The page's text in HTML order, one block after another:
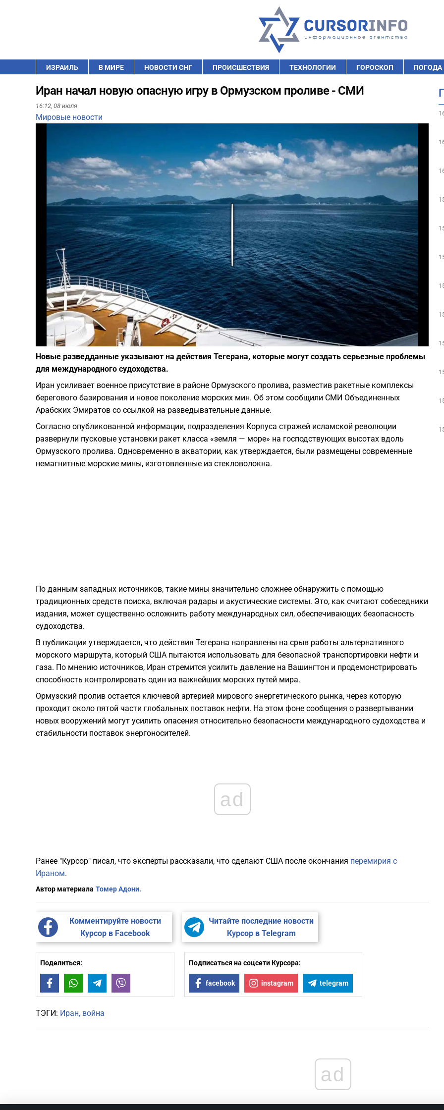
ИЗРАИЛЬ В МИРЕ НОВОСТИ СНГ ПРОИСШЕСТВИЯ ТЕХНОЛОГИИ ГОРОСКОП ПОГОДА
Иран начал новую опасную игру в Ормузском проливе - СМИ
16:12, 08 июля
Мировые новости
Play
Фото: Pixabay.com
Новые разведданные указывают на действия Тегерана, которые могут создать серьезные проблемы
для международного судоходства.
Иран усиливает военное присутствие в районе Ормузского пролива, разместив ракетные комплексы
берегового базирования и новое поколение морских мин. Об этом сообщили СМИ Объединенных
Арабских Эмиратов со ссылкой на разведывательные данные.
Согласно опубликованной информации, подразделения Корпуса стражей исламской революции
развернули пусковые установки ракет класса «земля — море» на господствующих высотах вдоль
Ормузского пролива. Одновременно в акватории, как утверждается, были размещены современные
немагнитные морские мины, изготовленные из стекловолокна.
По данным западных источников, такие мины значительно сложнее обнаружить с помощью
традиционных средств поиска, включая радары и акустические системы. Это, как считают собеседники
издания, может существенно осложнить работу международных сил, обеспечивающих безопасность
судоходства.
В публикации утверждается, что действия Тегерана направлены на срыв работы альтернативного
морского маршрута, который США пытаются использовать для безопасной транспортировки нефти и
газа. По мнению источников, Иран стремится усилить давление на Вашингтон и продемонстрировать
способность контролировать один из важнейших морских путей мира.
Ормузский пролив остается ключевой артерией мирового энергетического рынка, через которую
проходит около пятой части глобальных поставок нефти. На этом фоне сообщения о развертывании
новых вооружений могут усилить опасения относительно безопасности международного судоходства и
стабильности поставок энергоносителей.
ad
Ранее "Курсор" писал, что эксперты рассказали, что сделают США после окончания перемирия с
Ираном.
Автор материала Томер Адони.
Комментируйте новости
Курсор в Facebook
Читайте последние новости
Курсор в Telegram
Поделиться:
FacebookWhatsAppTelegram
Подписаться на соцсети Курсора:
facebook instagram telegram
ТЭГИ: Иран война
ad